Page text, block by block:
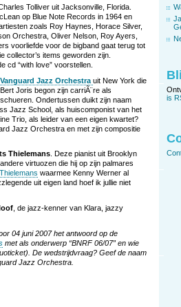
Tolliver uit Jacksonville, Florida.
op Blue Note Records in 1964 en
zoals Roy Haynes, Horace Silver,
Orchestra, Oliver Nelson, Roy Ayers,
voorliefde voor de bigband gaat terug tot
collector’s items geworden zijn.
cd “with love” voorstellen.
Jazz Orchestra uit New York die
Joris begon zijn carriÃ¨re als
Ondertussen duikt zijn naam
Jazz School, als huiscomponist van het
Trio, als leider van een eigen kwartet?
Jazz Orchestra en met zijn compositie
Thielemans. Deze pianist uit Brooklyn
virtuozen die hij op zijn palmares
waarmee Kenny Werner al
uit eigen land hoef ik jullie niet
, de jazz-kenner van Klara, jazzy
04 juni 2007 het antwoord op de
met als onderwerp “BNRF 06/07″ en wie
De wedstrijdvraag? Geef de naam
Jazz Orchestra.
is